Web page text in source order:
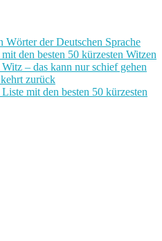
Wörter der Deutschen Sprache
den besten 50 kürzesten Witzen
– das kann nur schief gehen
kehrt zurück
mit den besten 50 kürzesten